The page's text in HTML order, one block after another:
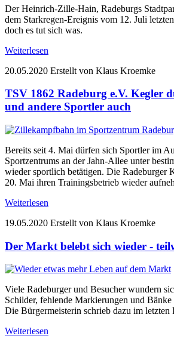
Der Heinrich-Zille-Hain, Radeburgs
dem Starkregen-Ereignis vom 12. Juli
doch es tut sich was.
Weiterlesen
20.05.2020 Erstellt von Klaus Kroemke
TSV 1862 Radeburg e.V. Kegler
und andere Sportler auch
Bereits seit 4. Mai dürfen sich Sportler im
Sportzentrums an der Jahn-Allee unter
wieder sportlich betätigen. Die Radeburger
20. Mai ihren Trainingsbetrieb wieder
Weiterlesen
19.05.2020 Erstellt von Klaus Kroemke
Der Markt belebt sich wieder -
Viele Radeburger und Besucher wundern
Schilder, fehlende Markierungen und Bänke
Die Bürgermeisterin schrieb dazu im letzten
Weiterlesen